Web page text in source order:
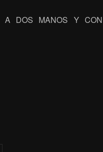
A DOS MANOS Y CON